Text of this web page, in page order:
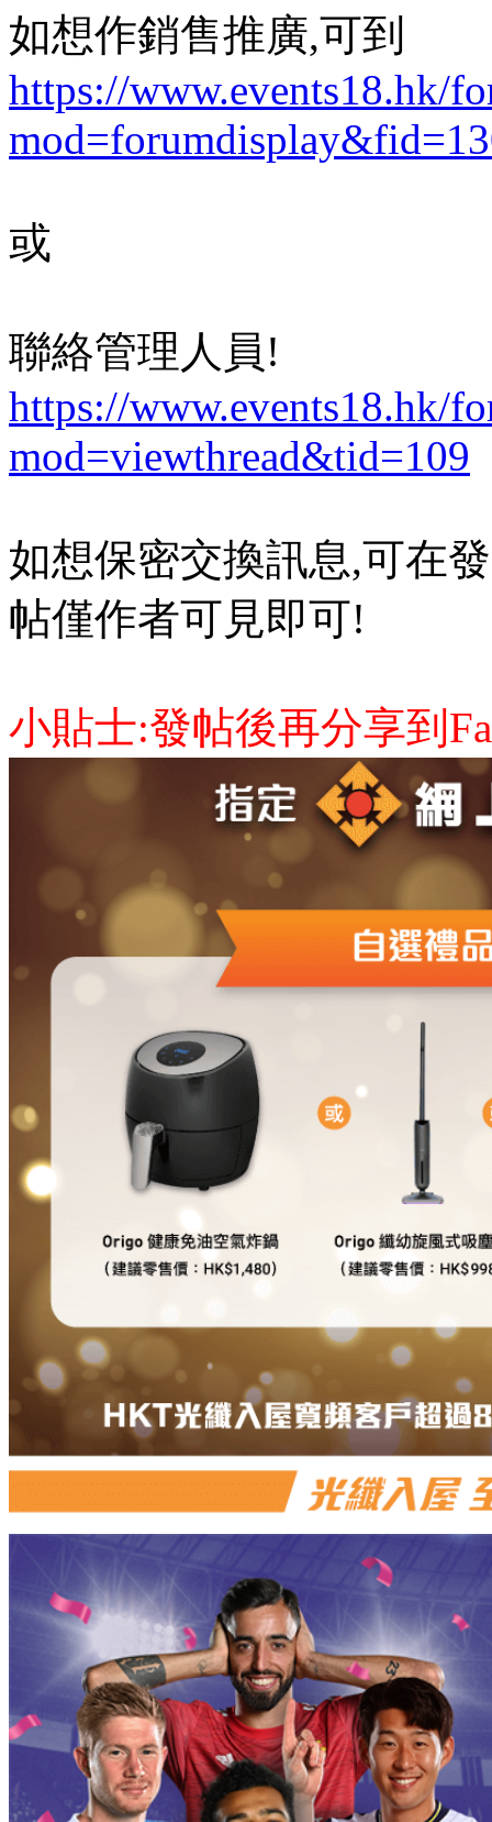
如想作銷售推廣,可到
https://www.events18.hk/
或
聯絡管理人員!
https://www.events18.hk/
mod=viewthread&tid=109
如想保密交換訊息,可在
帖僅作者可見即可!
小貼士:發帖後再分享到